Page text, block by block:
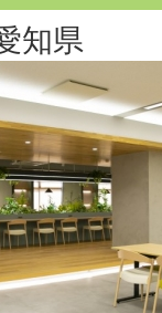
知県